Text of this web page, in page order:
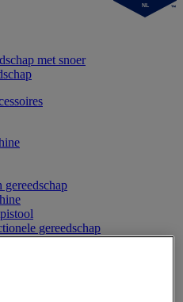
met snoer
gereedschap
gereedschap
NL